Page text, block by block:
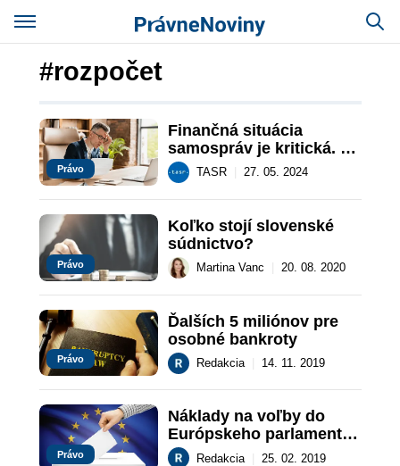
#rozpočet
Právo
Finančná situácia
samospráv je kritická.
Štát ich zachraňovať
nebude
TASR 27. 05. 2024
Právo
Koľko stojí slovenské
súdnictvo?
Martina Vanc 20. 08. 2020
Právo
Ďalších 5 miliónov pre
osobné bankroty
Redakcia 14. 11. 2019
Právo
Náklady na voľby do
Európskeho parlamentu
sú 10,2 milióna eur
Redakcia 25. 02. 2019